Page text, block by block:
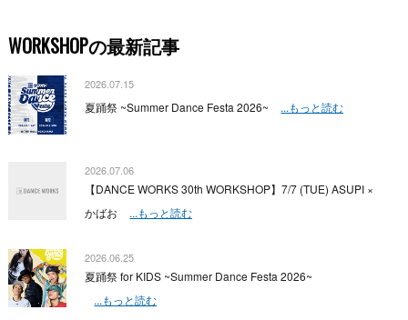
WORKSHOPの最新記事
2026.07.15
夏踊祭 ~Summer Dance Festa 2026~ ...もっと読む
2026.07.06
【DANCE WORKS 30th WORKSHOP】7/7 (TUE) ASUPI ×
かばお
...もっと読む
2026.06.25
夏踊祭 for KIDS ~Summer Dance Festa 2026~
...もっと読む